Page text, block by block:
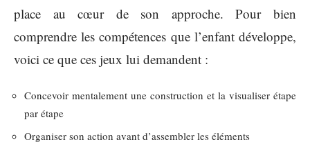
place au cœur de son approche. Pour bien
comprendre les compétences que l’enfant développe,
voici ce que ces jeux lui demandent :
Concevoir mentalement une construction et la visualiser étape
par étape
Organiser son action avant d’assembler les éléments